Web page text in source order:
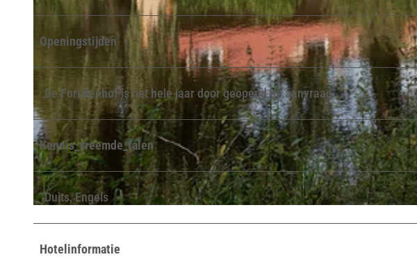
Openingstijden
De Forellenhof is het hele jaar door geopend op aanvraag
Kennis_vreemde_talen
Duits, Engels
Hotelinformatie